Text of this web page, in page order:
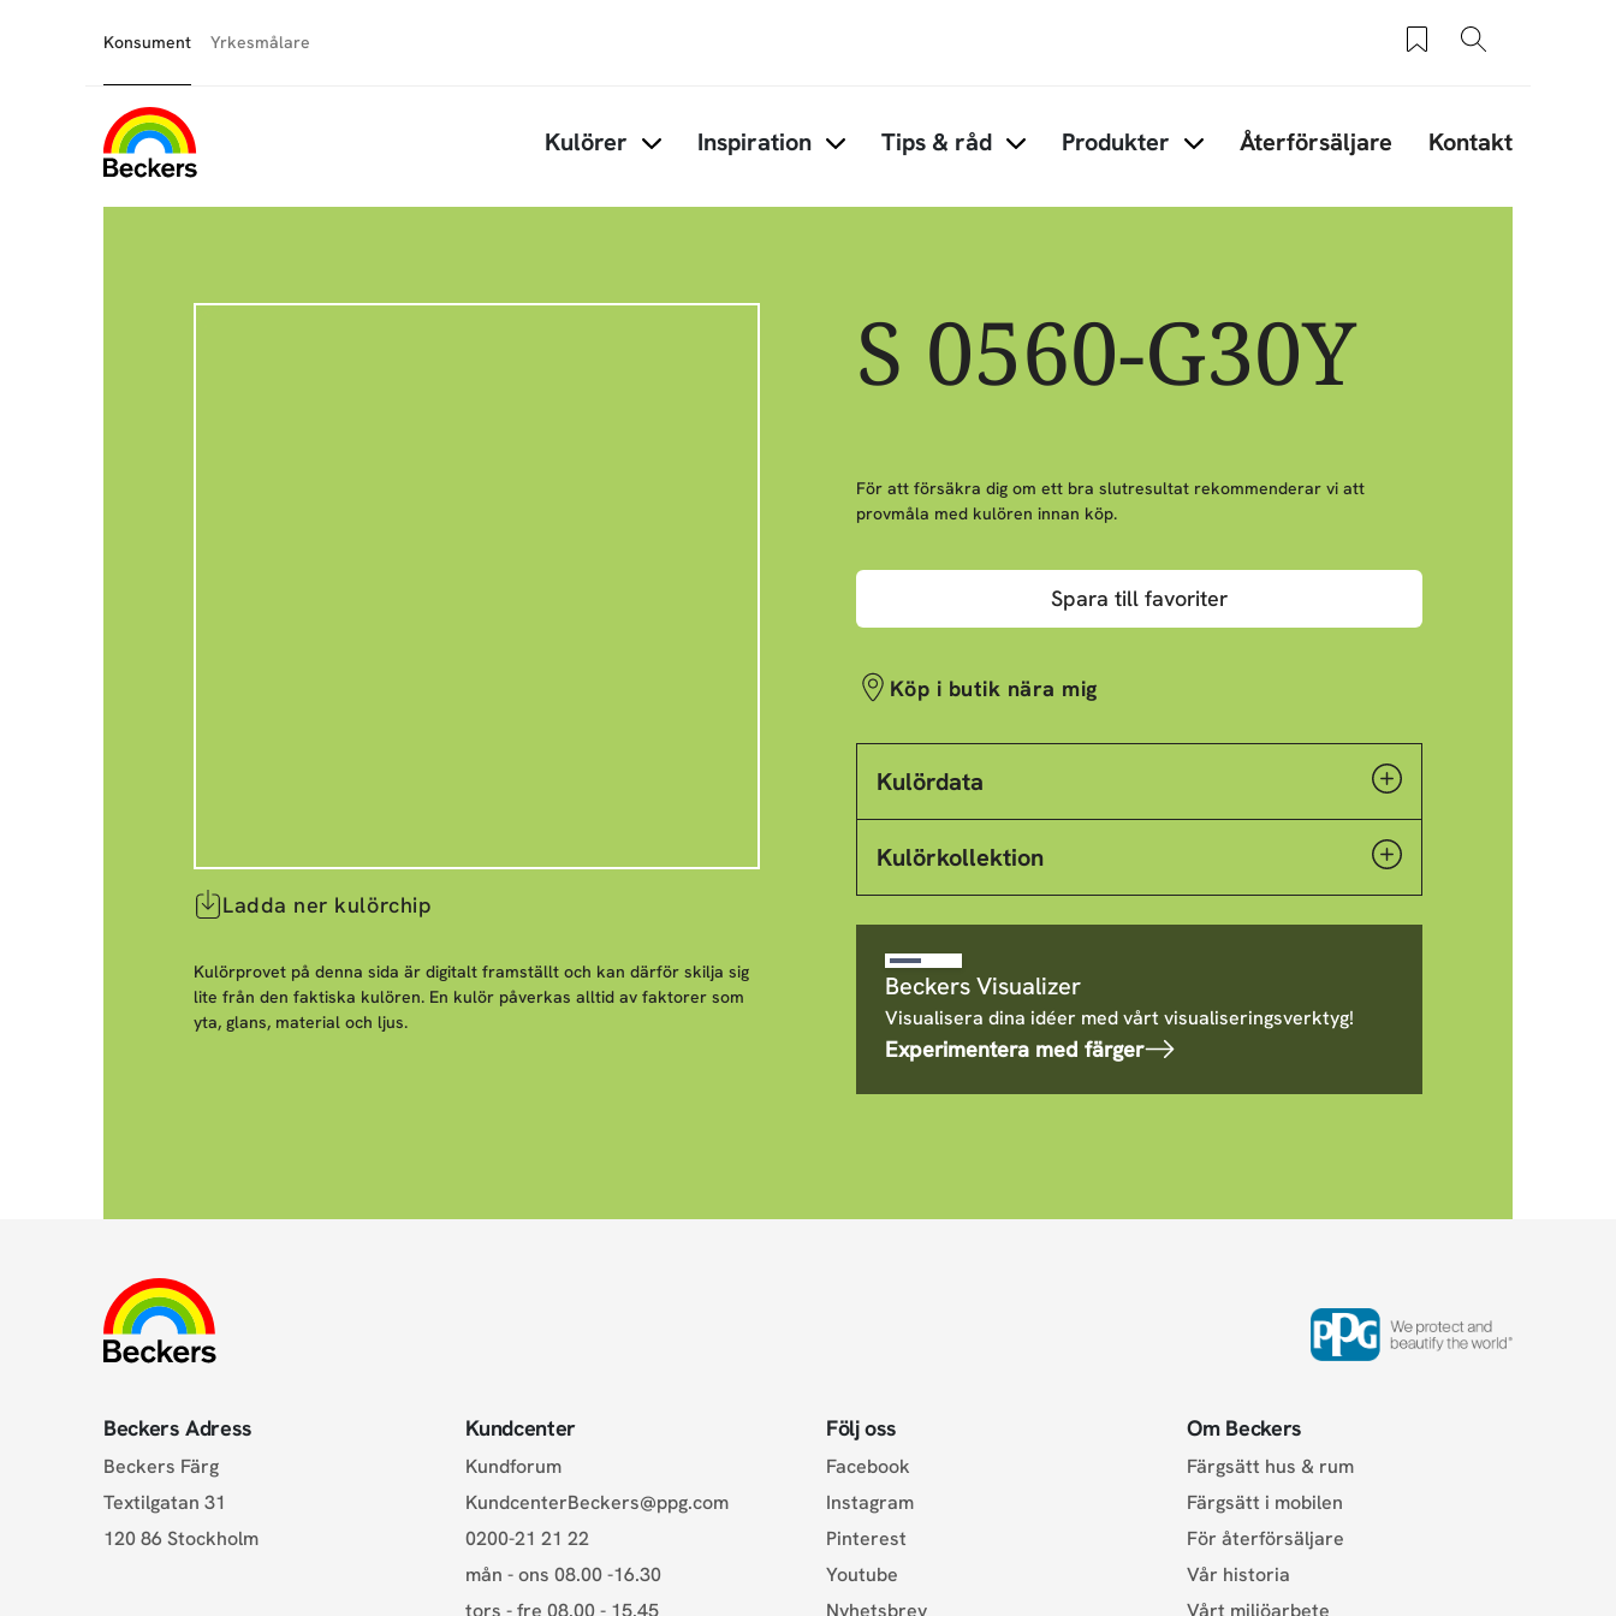
Konsument Yrkesmålare Sparade produkter
Sök
Kulörer Inspiration Tips & råd Produkter Återförsäljare Kontakt
S 0560-G30Y
Ladda ner kulörchip
Kulörprovet på denna sida är digitalt framställt och kan därför skilja sig
lite från den faktiska kulören. En kulör påverkas alltid av faktorer som
yta, glans, material och ljus.
För att försäkra dig om ett bra slutresultat rekommenderar vi att
provmåla med kulören innan köp.
Spara till favoriter
Köp i butik nära mig
Kulördata
Kulörkollektion
Beckers Visualizer
Visualisera dina idéer med vårt visualiseringsverktyg!
Experimentera med färger
Beckers Adress
Beckers Färg
Textilgatan 31
120 86 Stockholm
Kundcenter
Kundforum
KundcenterBeckers@ppg.com
0200-21 21 22
mån - ons 08.00 -16.30
tors - fre 08.00 - 15.45
Följ oss
Facebook
Instagram
Pinterest
Youtube
Nyhetsbrev
Om Beckers
Färgsätt hus & rum
Färgsätt i mobilen
För återförsäljare
Vår historia
Vårt miljöarbete